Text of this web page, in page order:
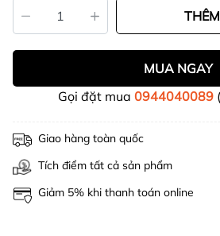
MUA NGAY
Gọi đặt mua 0944040089
Giao hàng toàn quốc
Tích điểm tất cả sản phẩm
Giảm 5% khi thanh toán online